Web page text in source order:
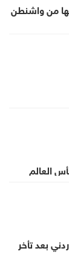
من واشنطن
العالم
بعد تأخر